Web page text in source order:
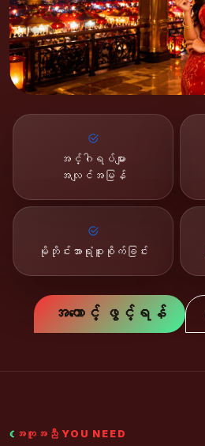
အင်္ဂါရပ်များ
အလျင်အမြန်
မိုဘိုင်းအာရုံစူးစိုက်ခြင်း
အကောင့် ဖွင့်ရန်
အကူအညီ YOU NEED